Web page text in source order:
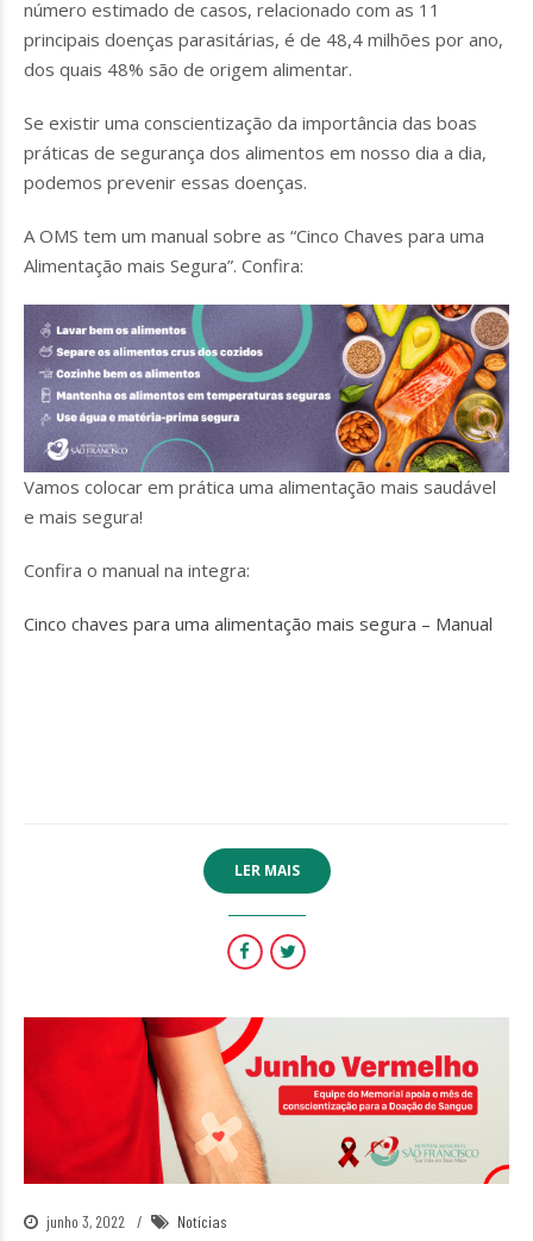
número estimado de casos, relacionado com as 11
principais doenças parasitárias, é de 48,4 milhões por ano,
dos quais 48% são de origem alimentar.
Se existir uma conscientização da importância das boas
práticas de segurança dos alimentos em nosso dia a dia,
podemos prevenir essas doenças.
A OMS tem um manual sobre as “Cinco Chaves para uma
Alimentação mais Segura”. Confira:
Vamos colocar em prática uma alimentação mais saudável
e mais segura!
Confira o manual na integra:
Cinco chaves para uma alimentação mais segura – Manual
LER MAIS
junho 3, 2022 Notícias